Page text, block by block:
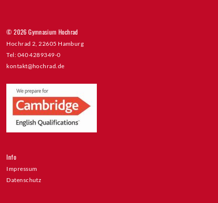
© 2026 Gymnasium Hochrad
Hochrad 2, 22605 Hamburg
Tel: 040 4289349-0
kontakt@hochrad.de
Info
Impressum
Datenschutz